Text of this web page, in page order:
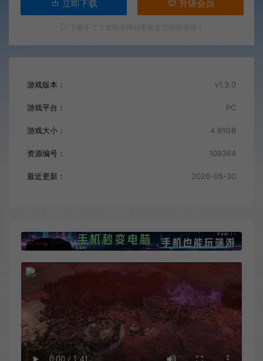
立即下载 升级会员
游戏版本： v1.3.0
游戏平台： PC
游戏大小： 4.91GB
资源编号： 109364
最近更新： 2026-05-30